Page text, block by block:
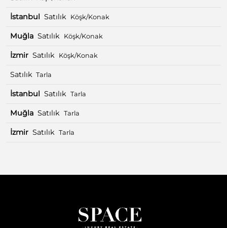
İstanbul Satılık Köşk/Konak
Muğla Satılık Köşk/Konak
İzmir Satılık Köşk/Konak
Satılık Tarla
İstanbul Satılık Tarla
Muğla Satılık Tarla
İzmir Satılık Tarla